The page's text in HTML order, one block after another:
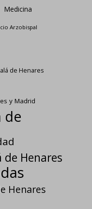
Medicina
Arzobispal
de Henares
y Madrid
de
de Henares
Henares